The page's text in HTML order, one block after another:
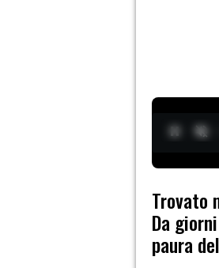
Trovato
Da
paura